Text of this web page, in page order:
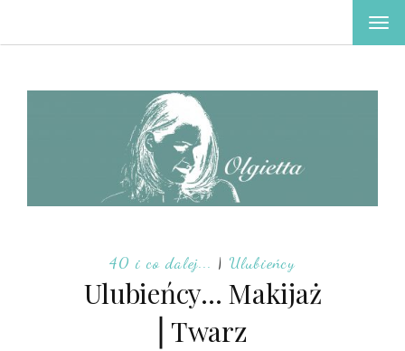
40 i co dalej... | Ulubieńcy
Ulubieńcy… Makijaż
⎢Twarz